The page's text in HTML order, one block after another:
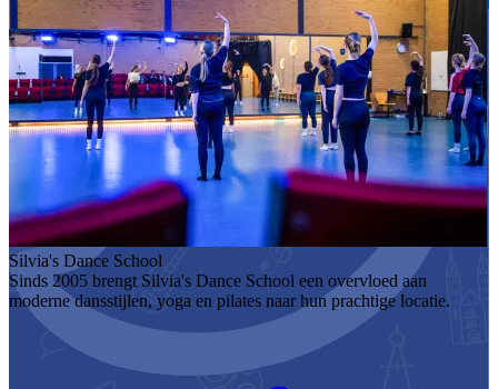
Silvia's Dance School
Sinds 2005 brengt Silvia's Dance School een overvloed aan
moderne dansstijlen, yoga en pilates naar hun prachtige locatie.